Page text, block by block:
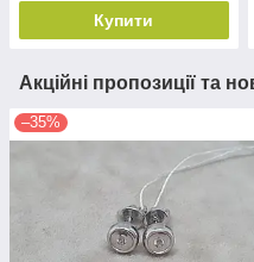
Купити
Акційні пропозиції та
–35%